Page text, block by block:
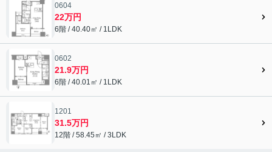
0604
22万円
6階 / 40.40㎡ / 1LDK
0602
21.9万円
6階 / 40.01㎡ / 1LDK
1201
31.5万円
12階 / 58.45㎡ / 3LDK